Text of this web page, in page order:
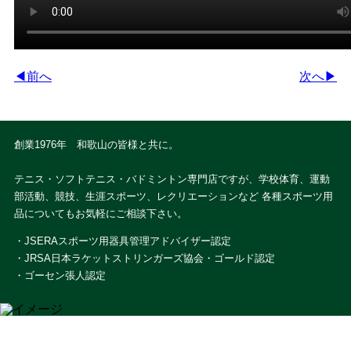
◀前へ 次へ▶
創業1976年 和歌山の皆様と共に。
テニス・ソフトテニス・バドミントン専門店ですが、学校体育、運動
部活動、競技、生涯スポーツ、レクリエーションなど 各種スポーツ用
品についてもお気軽にご相談下さい。
・JSERAスポーツ用器具管理アドバイザー認定
・JRSA日本ラケットストリンガーズ協会・ゴールド認定
・ゴーセン張人認定